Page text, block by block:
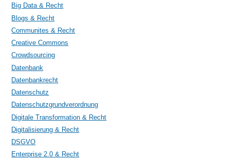
Big Data & Recht
Blogs & Recht
Communites & Recht
Creative Commons
Crowdsourcing
Datenbank
Datenbankrecht
Datenschutz
Datenschutzgrundverordnung
Digitale Transformation & Recht
Digitalisierung & Recht
DSGVO
Enterprise 2.0 & Recht